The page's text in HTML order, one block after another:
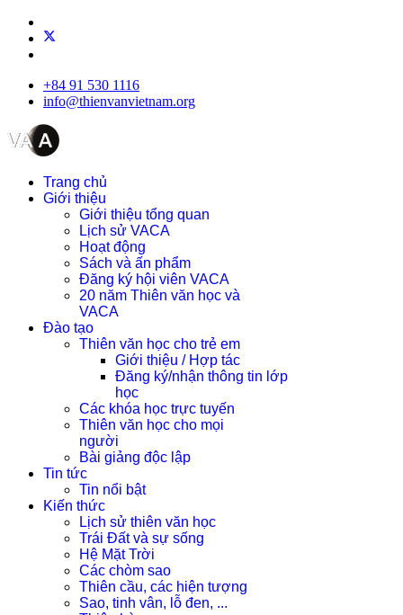
+84 91 530 1116
info@thienvanvietnam.org
Trang chủ
Giới thiệu
Giới thiệu tổng quan
Lịch sử VACA
Hoạt động
Sách và ấn phẩm
Đăng ký hội viên VACA
20 năm Thiên văn học và
VACA
Đào tạo
Thiên văn học cho trẻ em
Giới thiệu / Hợp tác
Đăng ký/nhận thông tin lớp
học
Các khóa học trực tuyến
Thiên văn học cho mọi
người
Bài giảng độc lập
Tin tức
Tin nổi bật
Kiến thức
Lịch sử thiên văn học
Trái Đất và sự sống
Hệ Mặt Trời
Các chòm sao
Thiên cầu, các hiện tượng
Sao, tinh vân, lỗ đen, ...